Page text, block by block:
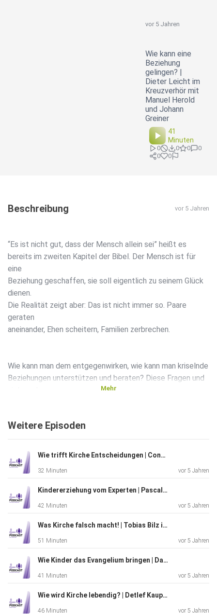
vor 5 Jahren
Wie kann eine
Beziehung
gelingen? |
Dieter Leicht im
Kreuzverhör mit
Manuel Herold
und Johann
Greiner
41
Minuten
0 0 0
0
0
0
Beschreibung vor 5 Jahren
“Es ist nicht gut, dass der Mensch allein sei” heißt es
bereits im zweiten Kapitel der Bibel. Der Mensch ist für
eine
Beziehung geschaffen, sie soll eigentlich zu seinem Glück
dienen.
Die Realität zeigt aber: Das ist nicht immer so. Paare
geraten
aneinander, Ehen scheitern, Familien zerbrechen.
Wie kann man dem entgegenwirken, wie kann man kriselnde
Beziehungen unterstützen und beraten? Diese Fragen und
seinem Beruf als Ehe- und Familienberater, sondern gibt
nützliche Tipps, wie Partnerschaft gelingen kann.
Mehr
Weitere Episoden
Wie trifft Kirche Entscheidungen | Conny Greiner im Kreuzverhöhr mit Manuel Herold und Ronja Sauerbrey
32 Minuten vor 5 Jahren
Kindererziehung vom Experten | Pascal Heberlein im Kreuzverhöhr mit Manuel Herold und Louis Greiner
42 Minuten vor 5 Jahren
Was Kirche falsch macht! | Tobias Bilz im Kreuzverhöhr mit Johann Greiner und Ronja Sauerbrey
51 Minuten vor 5 Jahren
Wie Kinder das Evangelium bringen | Daniel Kleinsorge im Kreuzverhöhr mit Johann Greiner und Ronja Sauerbrey
41 Minuten vor 5 Jahren
Wie wird Kirche lebendig? | Detlef Kauper im Kreuzverhöhr mit Johann Greiner und Ronja Sauerbrey
46 Minuten vor 5 Jahren